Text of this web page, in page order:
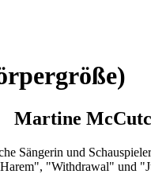
Martine
Sängerin und
Harem", "Withdrawal" und